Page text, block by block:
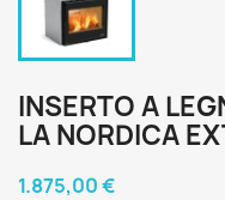
INSERTO A
LA NORDICA
1.875,00 €